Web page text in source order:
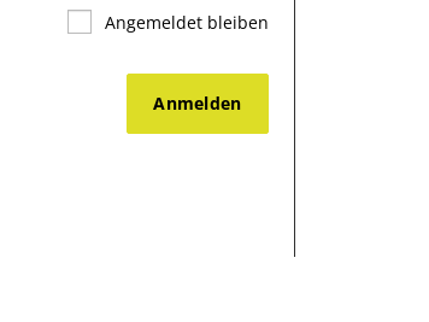
Angemeldet bleiben
Anmelden